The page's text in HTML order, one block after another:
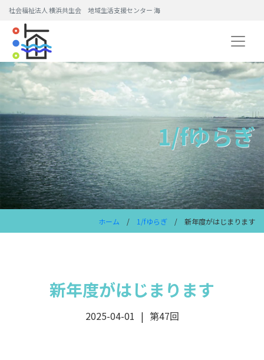
社会福祉法人 横浜共生会 地域生活支援センター 海
1/fゆらぎ
ホーム / 1/fゆらぎ / 新年度がはじまります
新年度がはじまります
2025-04-01 第47回